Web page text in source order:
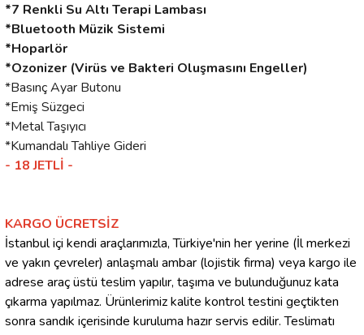
*7 Renkli Su Altı Terapi Lambası
*Bluetooth Müzik Sistemi
*Hoparlör
*Ozonizer (Virüs ve Bakteri Oluşmasını Engeller)
*Basınç Ayar Butonu
*Emiş Süzgeci
*Metal Taşıyıcı
*Kumandalı Tahliye Gideri
- 18 JETLİ -
KARGO ÜCRETSİZ
İstanbul içi kendi araçlarımızla, Türkiye'nin her yerine (İl merkezi
ve yakın çevreler) anlaşmalı ambar (lojistik firma) veya kargo ile
adrese araç üstü teslim yapılır, taşıma ve bulunduğunuz kata
çıkarma yapılmaz. Ürünlerimiz kalite kontrol testini geçtikten
sonra sandık içerisinde kuruluma hazır servis edilir. Teslimatı